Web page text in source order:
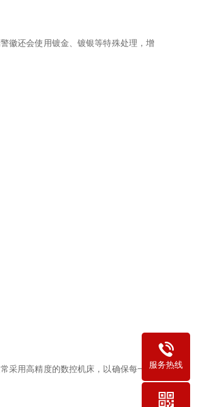
徽还会使用镀金、镀银等特殊处理，增
采用高精度的数控机床，以确保每一枚服务热线